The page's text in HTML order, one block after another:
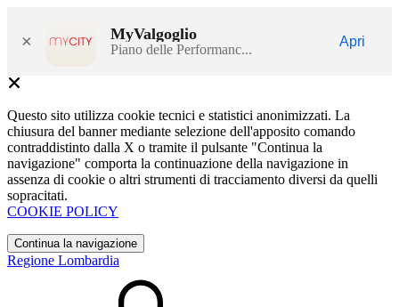
× MyValgoglio
Piano delle Performanc...
Apri
Questo sito utilizza cookie tecnici e statistici anonimizzati. La
chiusura del banner mediante selezione dell'apposito comando
contraddistinto dalla X o tramite il pulsante "Continua la
navigazione" comporta la continuazione della navigazione in
assenza di cookie o altri strumenti di tracciamento diversi da quelli
sopracitati.
COOKIE POLICY
Continua la navigazione
Regione Lombardia